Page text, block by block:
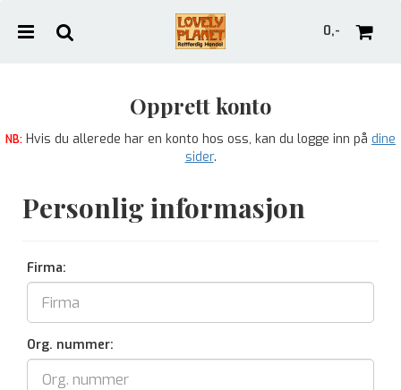
0,-
Opprett konto
NB: Hvis du allerede har en konto hos oss, kan du logge inn på dine
sider.
Personlig informasjon
Firma:
Org. nummer:
Nullstill